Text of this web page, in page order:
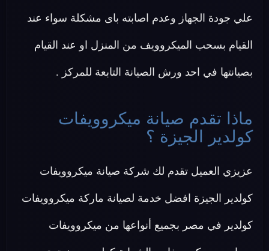
علي جودة الجهاز وعدم اصابته باى مشكلة سواء عند
القيام بسحب الميكروويف من المنزل او عند القيام
بصيانتها في احد ورش الصيانة التابعة للمركز .
ماذا تقدم صيانة ميكروويفات
كولدير الجيزة ؟
عزيزي العميل تقدم لك شركة صيانة ميكروويفات
كولدير الجيزة افضل خدمة لصيانة ماركة ميكروويفات
كولدير في مصر بجميع أنواعها من ميكروويفات